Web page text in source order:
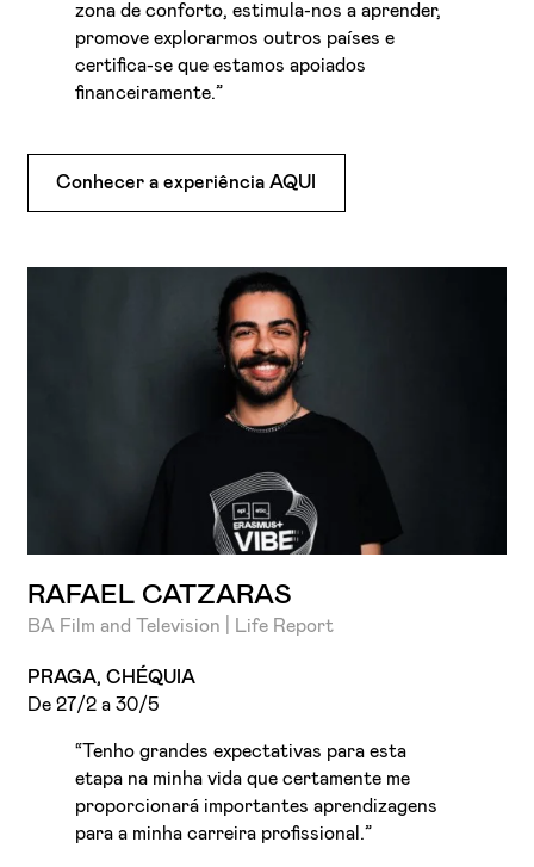
zona de conforto, estimula-nos a aprender,
promove explorarmos outros países e
certifica-se que estamos apoiados
financeiramente.”
Conhecer a experiência AQUI
RAFAEL CATZARAS
BA Film and Television | Life Report
PRAGA, CHÉQUIA
De 27/2 a 30/5
“Tenho grandes expectativas para esta
etapa na minha vida que certamente me
proporcionará importantes aprendizagens
para a minha carreira profissional.”